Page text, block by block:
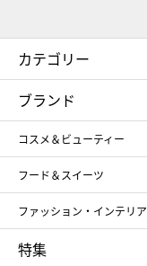
カテゴリー
コスメ＆ビューティー
ギフト
メンズ
スポーツ・アウトドア
お中元
ブランド
コスメ＆ビューティー
SHISEIDO
ポール&ジョー ボーテ
NARS
RMK
フード＆スイーツ
アンリ・シャルパンティエ
ゴディバ
たねや
ファッション・インテリア
ポロ ラルフ ローレン
特集